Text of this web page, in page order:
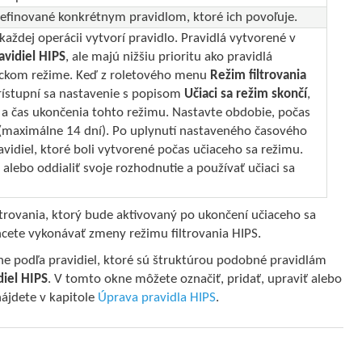
konkrétnym pravidlom, ktoré ich povoľuje.
operácii vytvorí pravidlo. Pravidlá vytvorené v
HIPS, ale majú nižšiu prioritu ako pravidlá
režime. Keď z roletového menu Režim filtrovania
sa nastavenie s popisom Učiaci sa režim skončí,
čas ukončenia tohto režimu. Nastavte obdobie, počas
14 dní). Po uplynutí nastaveného časového
ktoré boli vytvorené počas učiaceho sa režimu.
oddialiť svoje rozhodnutie a používať učiaci sa
ktorý bude aktivovaný po ukončení učiaceho sa
vykonávať zmeny režimu filtrovania HIPS.
podľa pravidiel, ktoré sú štruktúrou podobné pravidlám
HIPS. V tomto okne môžete označiť, pridať, upraviť alebo
v kapitole Úprava pravidla HIPS.